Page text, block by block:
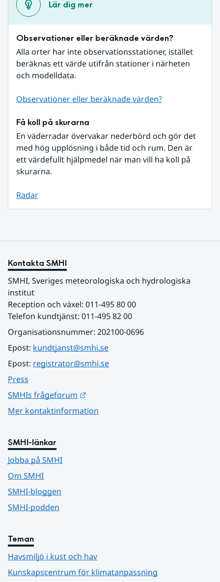
Lär dig mer
Observationer eller beräknade värden?
Alla orter har inte observationsstationer, istället
beräknas ett värde utifrån stationer i närheten
och modelldata.
Observationer eller beräknade värden?
Få koll på skurarna
En väderradar övervakar nederbörd och gör det
med hög upplösning i både tid och rum. Den är
ett värdefullt hjälpmedel när man vill ha koll på
skurarna.
Radar
Kontakta SMHI
SMHI, Sveriges meteorologiska och hydrologiska
institut
Reception och växel: 011-495 80 00
Telefon kundtjänst: 011-495 82 00
Organisationsnummer: 202100-0696
Epost: kundtjanst@smhi.se
Epost: registrator@smhi.se
Press
SMHIs frågeforum
Mer kontaktinformation
SMHI-länkar
Jobba på SMHI
Om SMHI
SMHI-bloggen
SMHI-podden
Teman
Havsmiljö i kust och hav
Kunskapscentrum för klimatanpassning